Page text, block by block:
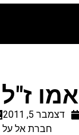
אמו
דצמבר 5, 2011
חברת אל על